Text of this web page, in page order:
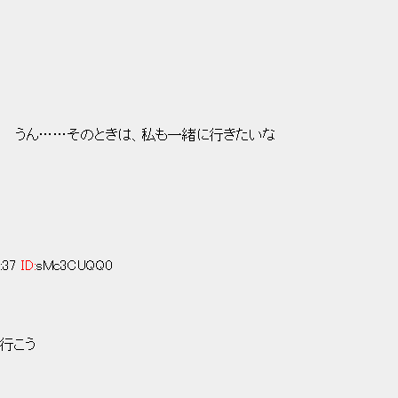
そのときは、私も一緒に行きたいな
ID:sMc3CUQQ0
う